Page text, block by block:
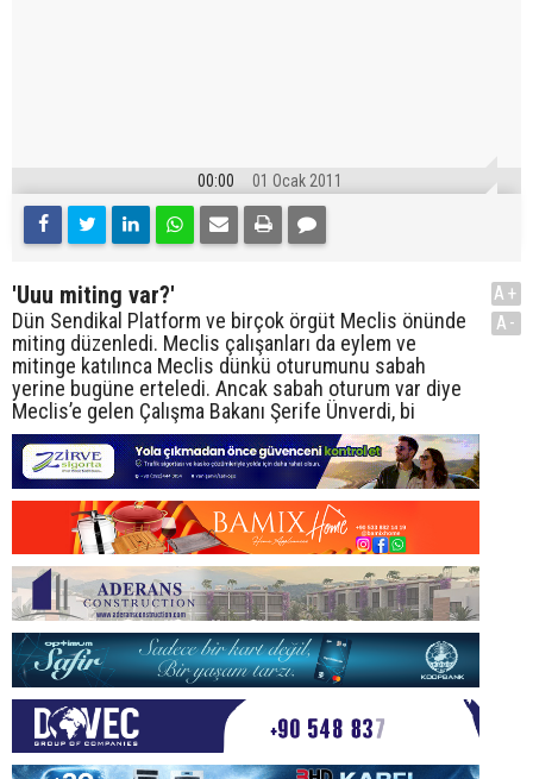
00:00 01 Ocak 2011
'Uuu miting var?'
Dün Sendikal Platform ve birçok örgüt Meclis önünde
miting düzenledi. Meclis çalışanları da eylem ve
mitinge katılınca Meclis dünkü oturumunu sabah
yerine bugüne erteledi. Ancak sabah oturum var diye
Meclis’e gelen Çalışma Bakanı Şerife Ünverdi, bi
A+
A-